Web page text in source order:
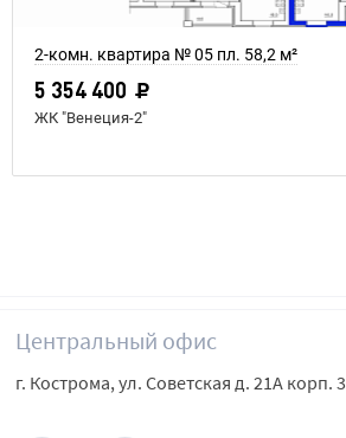
2-комн. квартира № 05 пл. 58,2 м²
5 354 400
ЖК "Венеция-2"
Центральный офис
г. Кострома, ул. Советская д. 21А корп. 3